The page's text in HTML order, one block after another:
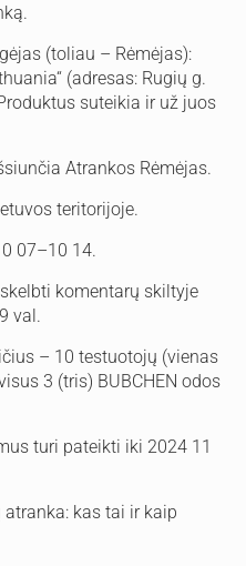
(toliau – Rėmėjas):
(adresas: Rugių g.
suteikia ir už juos
Atrankos Rėmėjas.
teritorijoje.
07–10 14.
komentarų skiltyje
val.
– 10 testuotojų (vienas
3 (tris) BUBCHEN odos
turi pateikti iki 2024 11
kas tai ir kaip